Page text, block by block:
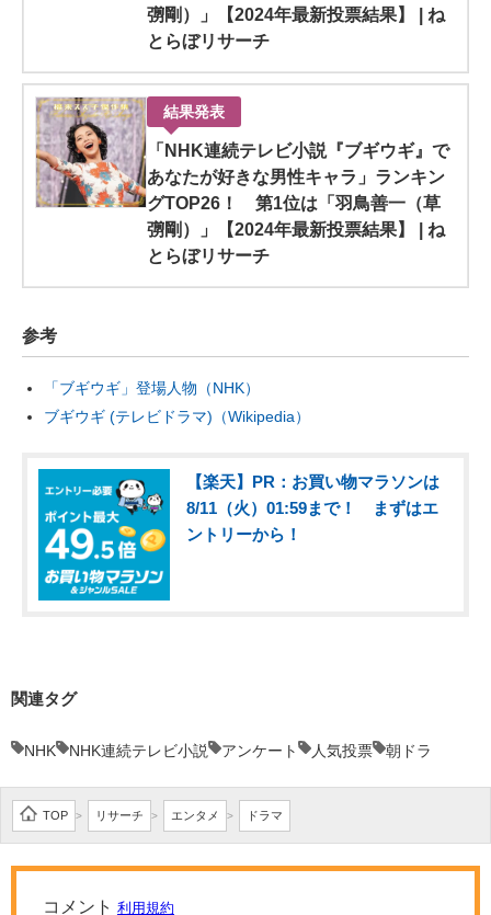
彅剛）」【2024年最新投票結果】 | ね
とらぼリサーチ
結果発表
「NHK連続テレビ小説『ブギウギ』で
あなたが好きな男性キャラ」ランキン
グTOP26！ 第1位は「羽鳥善一（草
彅剛）」【2024年最新投票結果】 | ね
とらぼリサーチ
参考
「ブギウギ」登場人物（NHK）
ブギウギ (テレビドラマ)（Wikipedia）
【楽天】PR：お買い物マラソンは
8/11（火）01:59まで！ まずはエ
ントリーから！
関連タグ
NHK NHK連続テレビ小説 アンケート 人気投票 朝ドラ
TOP > リサーチ > エンタメ > ドラマ